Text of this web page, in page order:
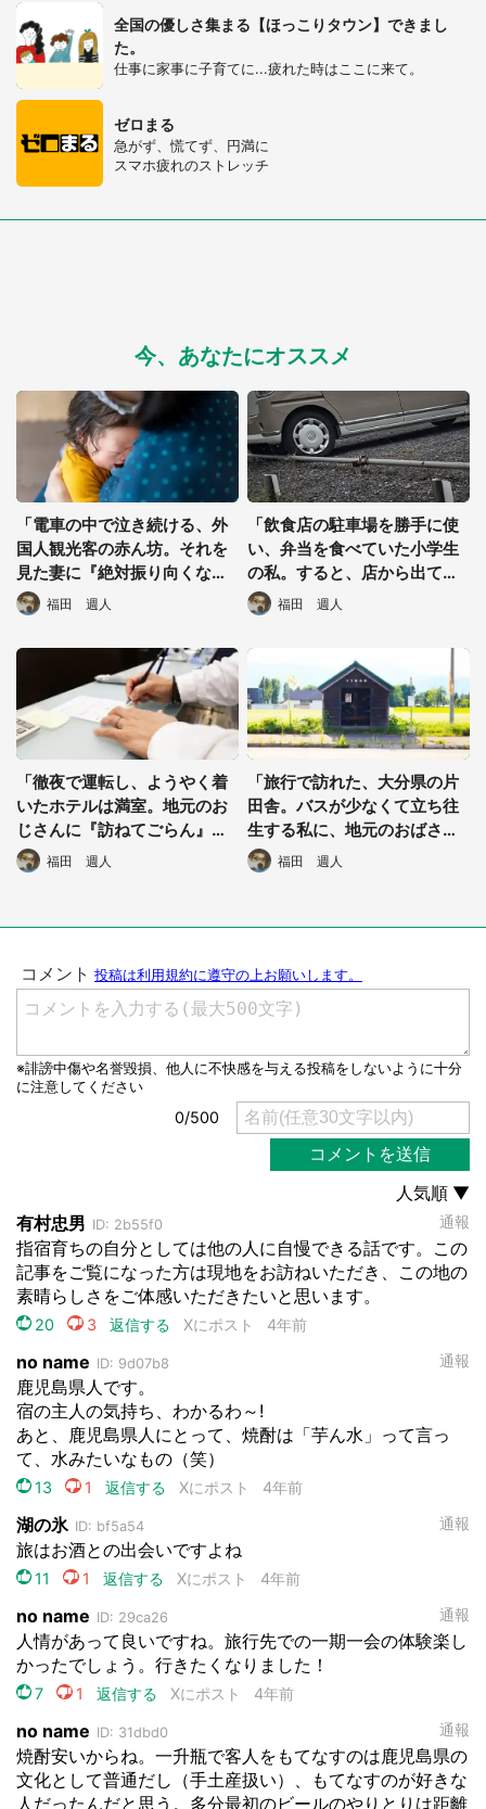
全国の優しさ集まる【ほっこりタウン】できまし
た。
仕事に家事に子育てに...疲れた時はここに来て。
ゼロまる
急がず、慌てず、円満に
スマホ疲れのストレッチ
今、あなたにオススメ
「電車の中で泣き続ける、外
国人観光客の赤ん坊。それを
見た妻に『絶対振り向くな』
と言われ...」（茨城県・30代
男性）
福田 週人
「飲食店の駐車場を勝手に使
い、弁当を食べていた小学生
の私。すると、店から出てき
たおばさんが...」（宮城県・2
0代女性）
福田 週人
「徹夜で運転し、ようやく着
いたホテルは満室。地元のお
じさんに『訪ねてごらん』と
指示されたのは...」（東京
都・50代男性）
福田 週人
「旅行で訪れた、大分県の片
田舎。バスが少なくて立ち往
生する私に、地元のおばさん
が...」（埼玉県・30代女性）
福田 週人